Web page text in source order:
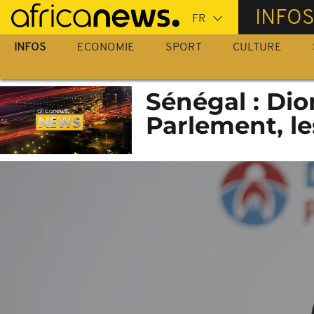
Passer
au
contenu
INFOS
INFOS ECONOMIE SPORT CULTURE
Sénégal :
Parlement,